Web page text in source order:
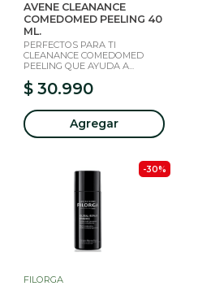
AVENE CLEANANCE
COMEDOMED PEELING 40
ML.
PERFECTOS PARA TI
CLEANANCE COMEDOMED
PEELING QUE AYUDA A...
$ 30.990
Agregar
-30%
FILORGA